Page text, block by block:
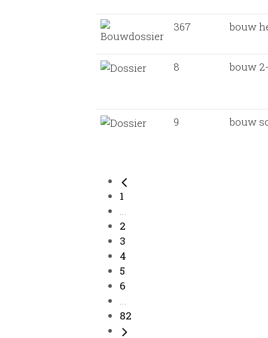
367 bouw
8 bouw
9 bouw
1
...
2
3
4
5
6
...
82